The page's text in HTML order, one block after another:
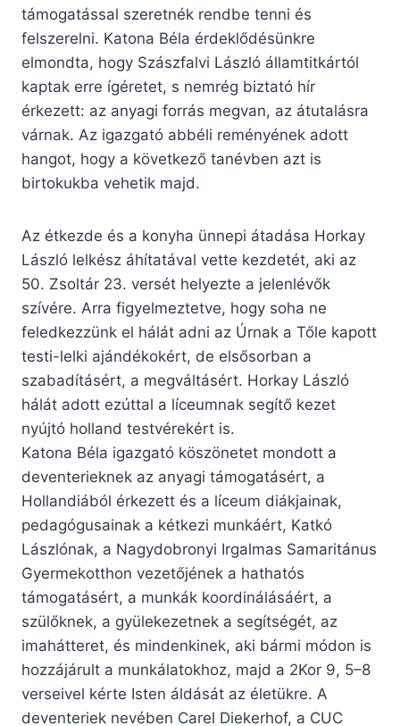
támogatással szeretnék rendbe tenni és
felszerelni. Katona Béla érdeklődésünkre
elmondta, hogy Szászfalvi László államtitkártól
kaptak erre ígéretet, s nemrég biztató hír
érkezett: az anyagi forrás megvan, az átutalásra
várnak. Az igazgató abbéli reményének adott
hangot, hogy a következő tanévben azt is
birtokukba vehetik majd.
Az étkezde és a konyha ünnepi átadása Horkay
László lelkész áhítatával vette kezdetét, aki az
50. Zsoltár 23. versét helyezte a jelenlévők
szívére. Arra figyelmeztetve, hogy soha ne
feledkezzünk el hálát adni az Úrnak a Tőle kapott
testi-lelki ajándékokért, de elsősorban a
szabadításért, a megváltásért. Horkay László
hálát adott ezúttal a líceumnak segítő kezet
nyújtó holland testvérekért is.
Katona Béla igazgató köszönetet mondott a
deventerieknek az anyagi támogatásért, a
Hollandiából érkezett és a líceum diákjainak,
pedagógusainak a kétkezi munkáért, Katkó
Lászlónak, a Nagydobronyi Irgalmas Samaritánus
Gyermekotthon vezetőjének a hathatós
támogatásért, a munkák koordinálásáért, a
szülőknek, a gyülekezetnek a segítségét, az
imahátteret, és mindenkinek, aki bármi módon is
hozzájárult a munkálatokhoz, majd a 2Kor 9, 5–8
verseivel kérte Isten áldását az életükre. A
deventeriek nevében Carel Diekerhof, a CUC